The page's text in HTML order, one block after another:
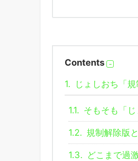
Contents
1.
じょしおち「
1.1. そもそも「
1.2. 規制解除版
1.3. どこまで過